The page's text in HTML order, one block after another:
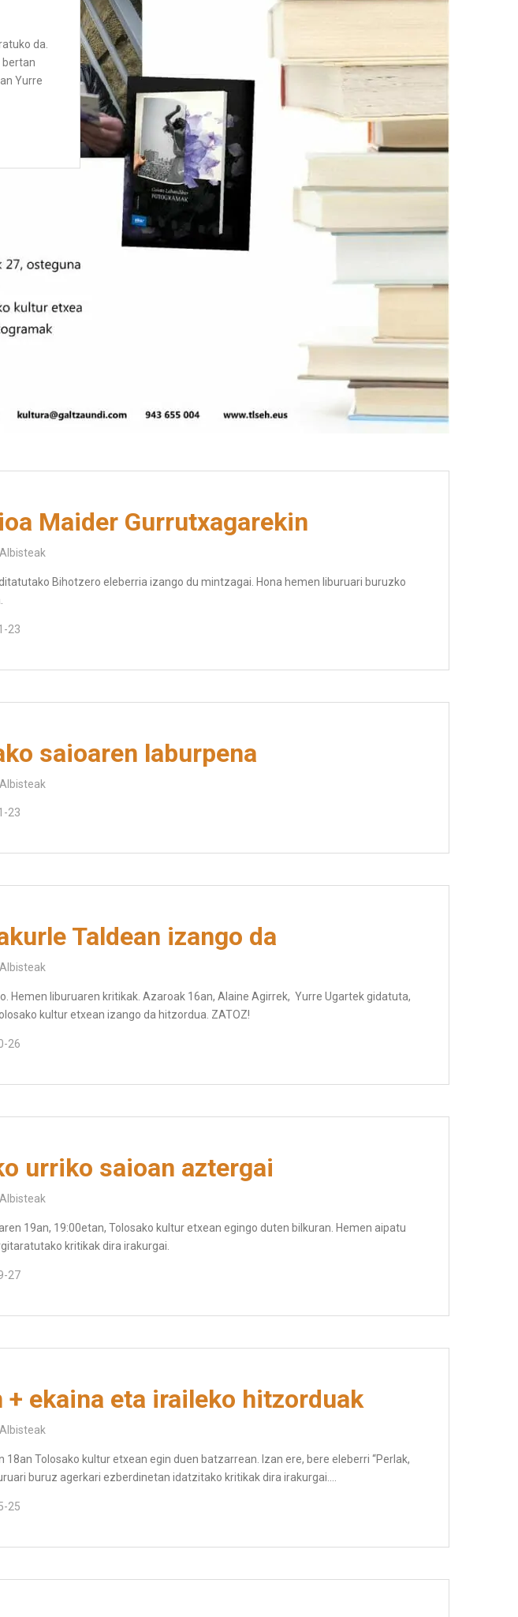
da.
bertan
Yurre
Maider Gurrutxagarekin
Albisteak
Bihotzero eleberria izango du mintzagai. Hona hemen liburuari buruzko
23
saioaren laburpena
Albisteak
23
Taldean izango da
Albisteak
Hemen liburuaren kritikak. Azaroak 16an, Alaine Agirrek, Yurre Ugartek gidatuta,
kultur etxean izango da hitzordua. ZATOZ!
26
urriko saioan aztergai
Albisteak
19an, 19:00etan, Tolosako kultur etxean egingo duten bilkuran. Hemen aipatu
kritikak dira irakurgai.
27
ekaina eta iraileko hitzorduak
Albisteak
Tolosako kultur etxean egin duen batzarrean. Izan ere, bere eleberri “Perlak,
buruz agerkari ezberdinetan idatzitako kritikak dira irakurgai.…
25